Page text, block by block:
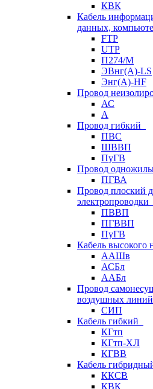
КВК
Кабель
данных,
FTP
UTP
П274/М
ЭВнг(А)-LS
Энг(А)-HF
Провод
АС
А
Провод гибкий
ПВС
ШВВП
ПуГВ
Провод
ПГВА
Провод плоский
электропроводки
ПВВП
ПГВВП
ПуГВ
Кабель высокого
ААШв
АСБл
ААБл
Провод
воздушных линий
СИП
Кабель гибкий
КГтп
КГтп-ХЛ
КГВВ
Кабель
ККСВ
КВК